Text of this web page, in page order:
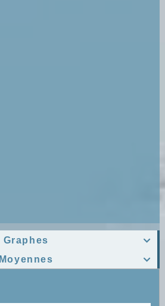

Graphes

Moyennes